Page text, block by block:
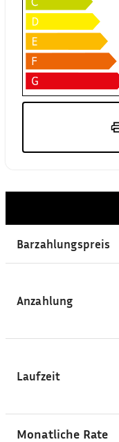
Barzahlungspreis
Anzahlung
Laufzeit
Monatliche Rate